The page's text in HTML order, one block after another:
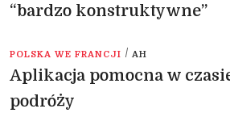
“bardzo konstruktywne”
POLSKA WE FRANCJI / AH
Aplikacja pomocna w
podróży